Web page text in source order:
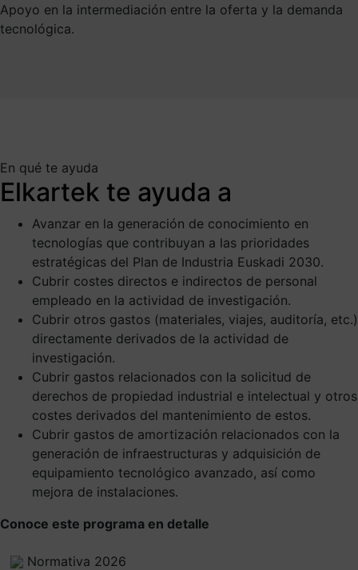
Apoyo en la intermediación entre la oferta y la demanda
tecnológica.
En qué te ayuda
Elkartek te ayuda a
Avanzar en la generación de conocimiento en
tecnologías que contribuyan a las prioridades
estratégicas del Plan de Industria Euskadi 2030.
Cubrir costes directos e indirectos de personal
empleado en la actividad de investigación.
Cubrir otros gastos (materiales, viajes, auditoría, etc.)
directamente derivados de la actividad de
investigación.
Cubrir gastos relacionados con la solicitud de
derechos de propiedad industrial e intelectual y otros
costes derivados del mantenimiento de estos.
Cubrir gastos de amortización relacionados con la
generación de infraestructuras y adquisición de
equipamiento tecnológico avanzado, así como
mejora de instalaciones.
Conoce este programa en detalle
Normativa 2026